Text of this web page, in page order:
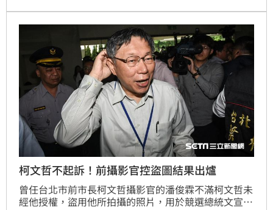
柯文哲不起訴！前攝影官控盜圖結果出爐
曾任台北市前市長柯文哲攝影官的潘俊霖不滿柯文哲未
經他授權，盜用他所拍攝的照片，用於競選總統文宣，